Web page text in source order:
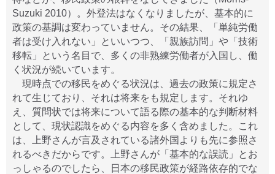
Suzuki 2010）。外登法はなくなりましたが、基本的に
政策の基調は変わっていません。その結果、「単純労働
者は受け入れない」といいつつ、「親族訪問」や「技術
移転」という名目で、多くの非熟練労働者が入国し、働
く状況が続いています。
現時点での移民をめぐる状況は、過去の政策に規定さ
れて生じており、それは将来をも規定します。それゆ
え、質問状では将来について語る際の基本的な判断材料
として、現状認識をめぐる内容を多く含めました。これ
は、上野さんが言及されている諸外国よりも先に参照さ
れるべきだからです。上野さんが「基本的な誤読」とお
っしゃるのでしたら、日本の移民政策が経路依存的でな